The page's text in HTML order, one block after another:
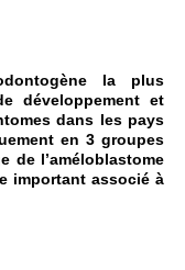
la plus
développement et
dans les pays
en 3 groupes
de l’améloblastome
important associé à